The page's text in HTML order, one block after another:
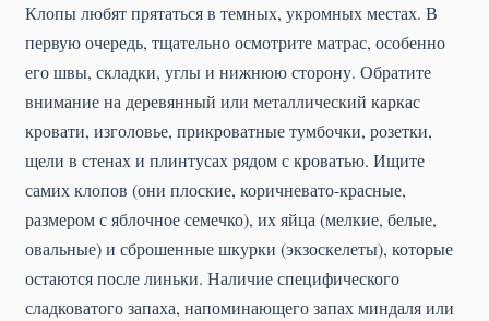
Клопы любят прятаться в темных, укромных местах. В
первую очередь, тщательно осмотрите матрас, особенно
его швы, складки, углы и нижнюю сторону. Обратите
внимание на деревянный или металлический каркас
кровати, изголовье, прикроватные тумбочки, розетки,
щели в стенах и плинтусах рядом с кроватью. Ищите
самих клопов (они плоские, коричневато-красные,
размером с яблочное семечко), их яйца (мелкие, белые,
овальные) и сброшенные шкурки (экзоскелеты), которые
остаются после линьки. Наличие специфического
сладковатого запаха, напоминающего запах миндаля или